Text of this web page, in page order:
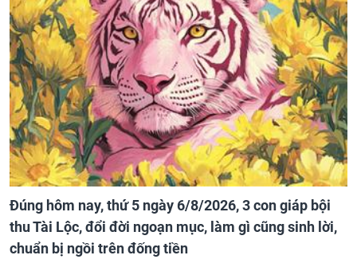
Đúng hôm nay, thứ 5 ngày 6/8/2026, 3 con giáp bội
thu Tài Lộc, đổi đời ngoạn mục, làm gì cũng sinh lời,
chuẩn bị ngồi trên đống tiền